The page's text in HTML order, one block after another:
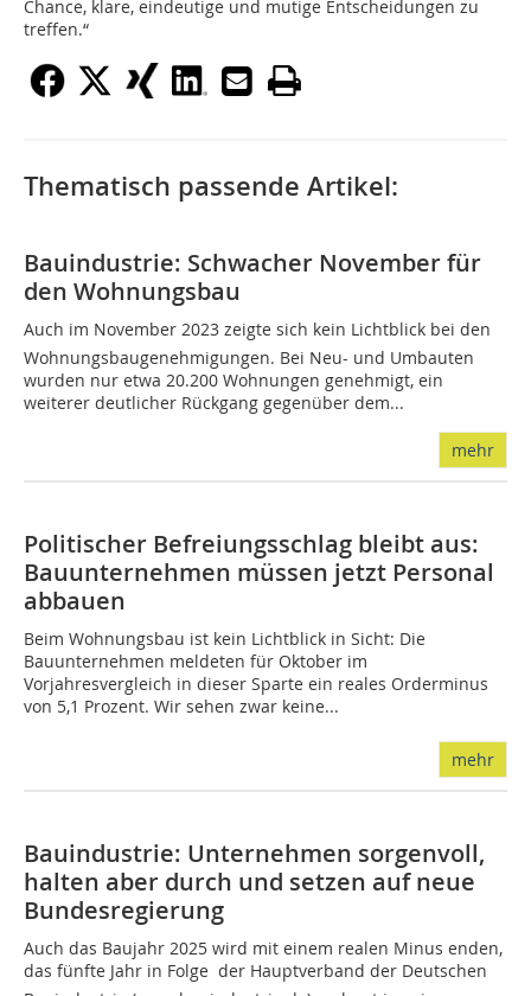
Chance, klare, eindeutige und mutige Entscheidungen zu
treffen.“
Thematisch passende Artikel:
Bauindustrie: Schwacher November für
den Wohnungsbau
Auch im November 2023 zeigte sich kein Lichtblick bei den
Wohnungsbaugenehmigungen. Bei Neu- und Umbauten
wurden nur etwa 20.200 Wohnungen genehmigt, ein
weiterer deutlicher Rückgang gegenüber dem...
mehr
Politischer Befreiungsschlag bleibt aus:
Bauunternehmen müssen jetzt Personal
abbauen
Beim Wohnungsbau ist kein Lichtblick in Sicht: Die
Bauunternehmen meldeten für Oktober im
Vorjahresvergleich in dieser Sparte ein reales Orderminus
von 5,1 Prozent. Wir sehen zwar keine...
mehr
Bauindustrie: Unternehmen sorgenvoll,
halten aber durch und setzen auf neue
Bundesregierung
Auch das Baujahr 2025 wird mit einem realen Minus enden,
das fünfte Jahr in Folge  der Hauptverband der Deutschen